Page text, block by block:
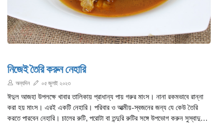
নিজেই তৈরি করুন নেহারি
অন্যদিন ০৫ জুলাই ২০২৩
ঈদুল আজহা উপলক্ষে খাবার তালিকায় প্রাধান্য পায় গরুর মাংস। নানা রকমভাবে রান্না
করা হয় মাংস। এরই একটি নেহারি। পরিবার ও আত্মীয়-স্বজনের জন্য যে কেউ তৈরি
করতে পারবেন নেহারি। চালের রুটি, পরোটা বা তন্দুরি রুটির সঙ্গে উপভোগ করুন সুস্বাদু